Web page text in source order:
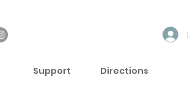
Support Directions